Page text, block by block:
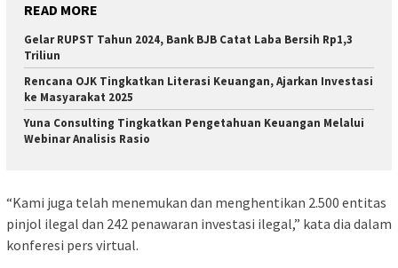
READ MORE
Gelar RUPST Tahun 2024, Bank BJB Catat Laba Bersih Rp1,3
Triliun
Rencana OJK Tingkatkan Literasi Keuangan, Ajarkan Investasi
ke Masyarakat 2025
Yuna Consulting Tingkatkan Pengetahuan Keuangan Melalui
Webinar Analisis Rasio
“Kami juga telah menemukan dan menghentikan 2.500 entitas
pinjol ilegal dan 242 penawaran investasi ilegal,” kata dia dalam
konferesi pers virtual.